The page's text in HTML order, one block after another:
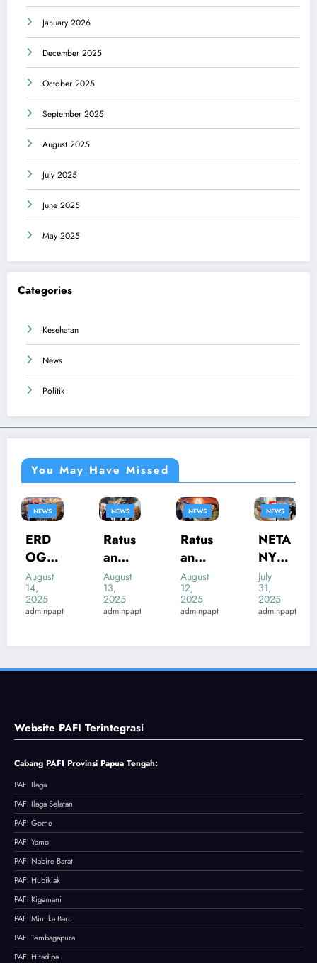
January 2026
December 2025
October 2025
September 2025
August 2025
July 2025
June 2025
May 2025
Categories
Kesehatan
News
Politik
You May Have Missed
NEWS
Ratus
an
Pejua
ng
Suria
Tewa
ka
Sege
ra
Balas
kan
Dend
am
Suria
h
August
13,
2025
adminpapteng
NEWS
Ratus
an
Tenta
ra
Ukrai
Tewa
anas
vs
August
12,
2025
adminpapteng
NEWS
NETA
NYA
HU
SEK
ARAT
MUL
NG
LAGI
!?
Neta
nyah
u
July
31,
2025
adminpapteng
NEWS
RATU
SAN
TENT
ARA
ISRA
MUL
!
Neta
nyah
u
Teran
cam
July
18,
2025
adminpapteng
Website PAFI Terintegrasi
Cabang PAFI Provinsi Papua Tengah:
PAFI Ilaga
PAFI Ilaga Selatan
PAFI Gome
PAFI Yamo
PAFI Nabire Barat
PAFI Hubikiak
PAFI Kigamani
PAFI Mimika Baru
PAFI Tembagapura
PAFI Hitadipa